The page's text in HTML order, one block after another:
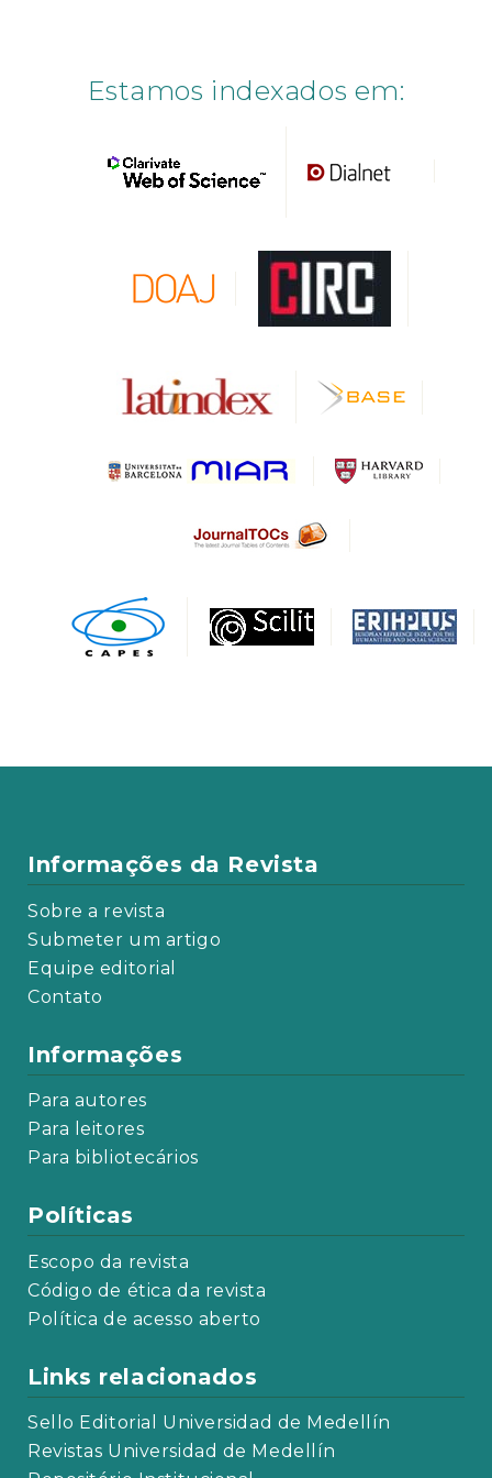
Estamos indexados em:
Informações da Revista
Sobre a revista
Submeter um artigo
Equipe editorial
Contato
Informações
Para autores
Para leitores
Para bibliotecários
Políticas
Escopo da revista
Código de ética da revista
Política de acesso aberto
Links relacionados
Sello Editorial Universidad de Medellín
Revistas Universidad de Medellín